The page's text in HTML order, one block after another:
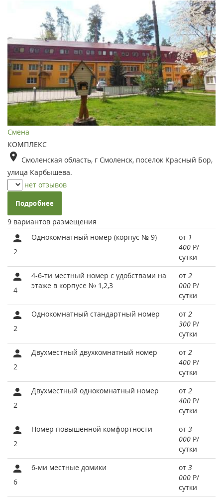
Смена
КОМПЛЕКС
Смоленская область, г Смоленск, поселок Красный Бор,
улица Карбышева.
нет отзывов
Подробнее
9 вариантов размещения
2
Однокомнатный номер (корпус № 9) от 1
400 Р/
сутки
4
4-6-ти местный номер с удобствами на
этаже в корпусе № 1,2,3
от 2
000 Р/
сутки
2
Однокомнатный стандартный номер от 2
300 Р/
сутки
2
Двухместный двухкомнатный номер от 2
400 Р/
сутки
2
Двухместный однокомнатный номер от 2
400 Р/
сутки
2
Номер повышенной комфортности от 3
000 Р/
сутки
6
6-ми местные домики от 3
000 Р/
сутки